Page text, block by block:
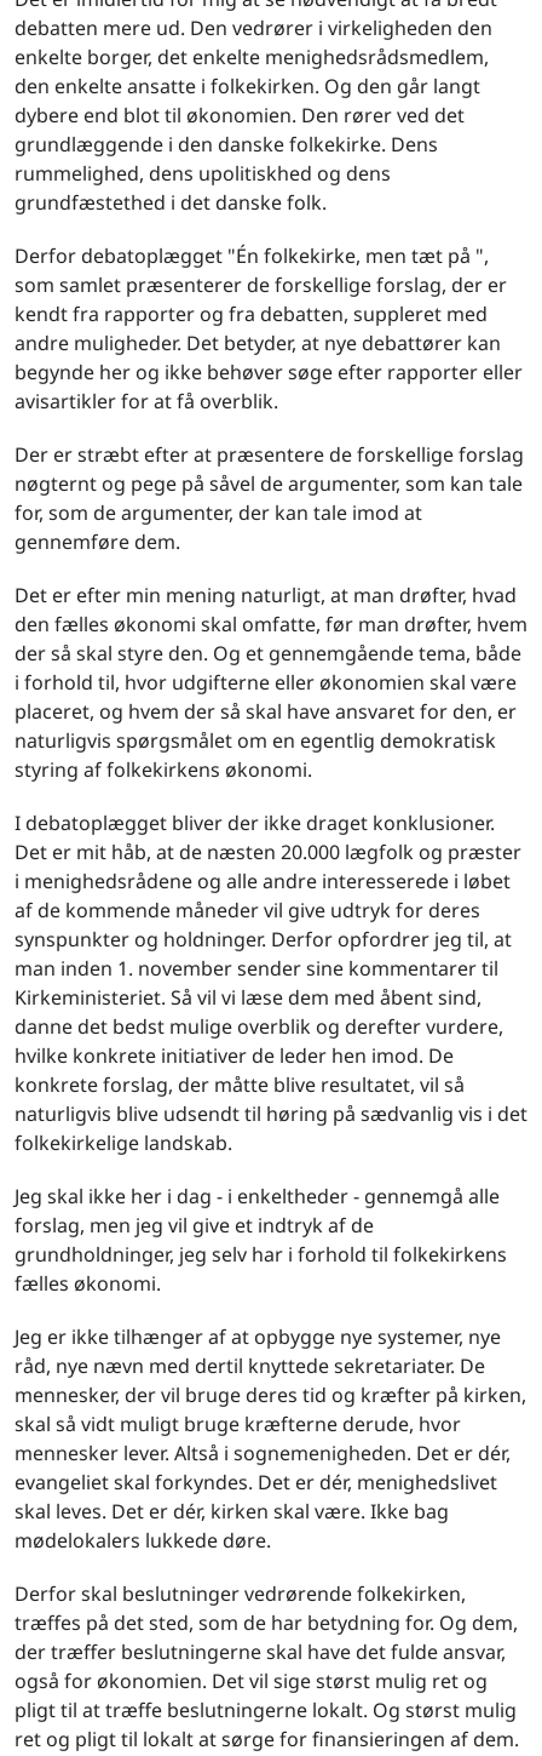
debatten mere ud. Den vedrører i virkeligheden den
enkelte borger, det enkelte menighedsrådsmedlem,
den enkelte ansatte i folkekirken. Og den går langt
dybere end blot til økonomien. Den rører ved det
grundlæggende i den danske folkekirke. Dens
rummelighed, dens upolitiskhed og dens
grundfæstethed i det danske folk.
Derfor debatoplægget "Én folkekirke, men tæt på ",
som samlet præsenterer de forskellige forslag, der er
kendt fra rapporter og fra debatten, suppleret med
andre muligheder. Det betyder, at nye debattører kan
begynde her og ikke behøver søge efter rapporter eller
avisartikler for at få overblik.
Der er stræbt efter at præsentere de forskellige forslag
nøgternt og pege på såvel de argumenter, som kan tale
for, som de argumenter, der kan tale imod at
gennemføre dem.
Det er efter min mening naturligt, at man drøfter, hvad
den fælles økonomi skal omfatte, før man drøfter, hvem
der så skal styre den. Og et gennemgående tema, både
i forhold til, hvor udgifterne eller økonomien skal være
placeret, og hvem der så skal have ansvaret for den, er
naturligvis spørgsmålet om en egentlig demokratisk
styring af folkekirkens økonomi.
I debatoplægget bliver der ikke draget konklusioner.
Det er mit håb, at de næsten 20.000 lægfolk og præster
i menighedsrådene og alle andre interesserede i løbet
af de kommende måneder vil give udtryk for deres
synspunkter og holdninger. Derfor opfordrer jeg til, at
man inden 1. november sender sine kommentarer til
Kirkeministeriet. Så vil vi læse dem med åbent sind,
danne det bedst mulige overblik og derefter vurdere,
hvilke konkrete initiativer de leder hen imod. De
konkrete forslag, der måtte blive resultatet, vil så
naturligvis blive udsendt til høring på sædvanlig vis i det
folkekirkelige landskab.
Jeg skal ikke her i dag - i enkeltheder - gennemgå alle
forslag, men jeg vil give et indtryk af de
grundholdninger, jeg selv har i forhold til folkekirkens
fælles økonomi.
Jeg er ikke tilhænger af at opbygge nye systemer, nye
råd, nye nævn med dertil knyttede sekretariater. De
mennesker, der vil bruge deres tid og kræfter på kirken,
skal så vidt muligt bruge kræfterne derude, hvor
mennesker lever. Altså i sognemenigheden. Det er dér,
evangeliet skal forkyndes. Det er dér, menighedslivet
skal leves. Det er dér, kirken skal være. Ikke bag
mødelokalers lukkede døre.
Derfor skal beslutninger vedrørende folkekirken,
træffes på det sted, som de har betydning for. Og dem,
der træffer beslutningerne skal have det fulde ansvar,
også for økonomien. Det vil sige størst mulig ret og
pligt til at træffe beslutningerne lokalt. Og størst mulig
ret og pligt til lokalt at sørge for finansieringen af dem.